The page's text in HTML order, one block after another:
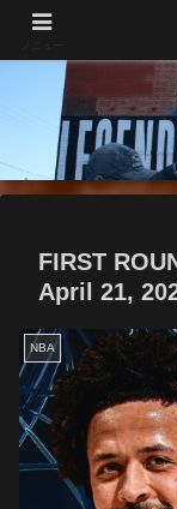
FIRST
April 21,
NBA